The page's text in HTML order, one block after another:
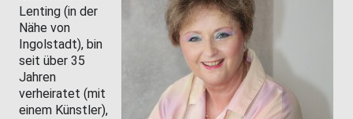
Lenting (in der
Nähe von
Ingolstadt), bin
seit über 35
Jahren
verheiratet (mit
einem Künstler),